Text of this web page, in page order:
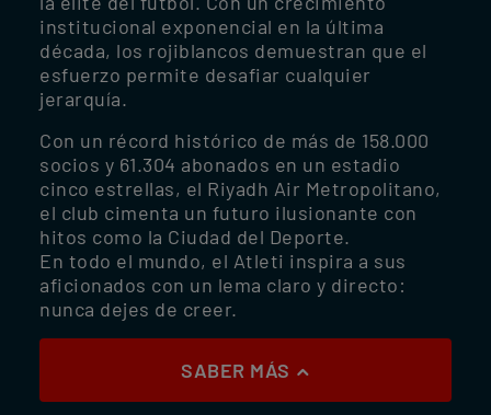
institucional exponencial en la última
década, los rojiblancos demuestran que el
esfuerzo permite desafiar cualquier
jerarquía.
Con un récord histórico de más de 158.000
socios y 61.304 abonados en un estadio
cinco estrellas, el Riyadh Air Metropolitano,
el club cimenta un futuro ilusionante con
hitos como la Ciudad del Deporte.
En todo el mundo, el Atleti inspira a sus
aficionados con un lema claro y directo:
nunca dejes de creer.
SABER MÁS